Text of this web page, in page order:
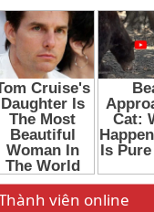
viên online